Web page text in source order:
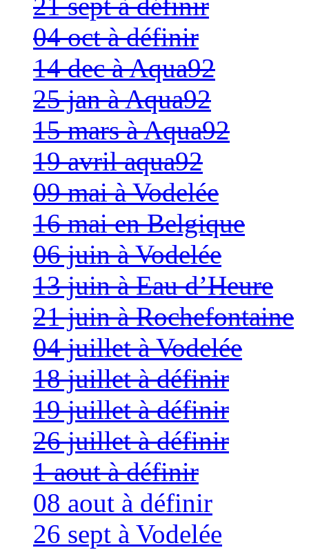
21 sept à définir
04 oct à définir
14 dec à Aqua92
25 jan à Aqua92
15 mars à Aqua92
19 avril aqua92
09 mai à Vodelée
16 mai en Belgique
06 juin à Vodelée
13 juin à Eau d’Heure
21 juin à Rochefontaine
04 juillet à Vodelée
18 juillet à définir
19 juillet à définir
26 juillet à définir
1 aout à définir
08 aout à définir
26 sept à Vodelée